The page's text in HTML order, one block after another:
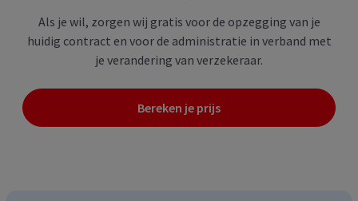
Als je wil, zorgen wij gratis voor de opzegging van je
huidig contract en voor de administratie in verband met
je verandering van verzekeraar.
Bereken je prijs